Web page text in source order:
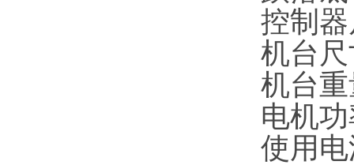
控制
机台
机台
电机
使用